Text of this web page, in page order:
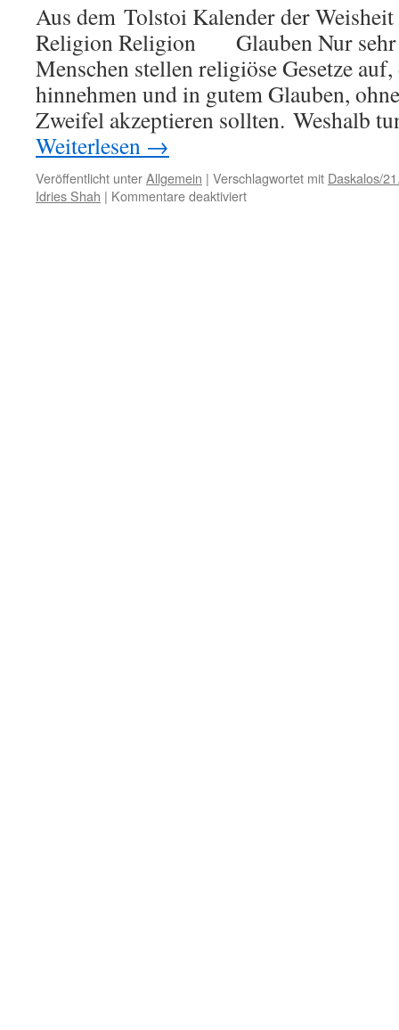
Aus dem Tolstoi Kalender der Weisheit
Religion Religion Glauben Nur sehr
Menschen stellen religiöse Gesetze auf,
hinnehmen und in gutem Glauben,
Zweifel akzeptieren sollten. Weshalb
Weiterlesen →
Veröffentlicht unterAllgemein | Verschlagwortet mit Daskalos/
Idries Shah | Kommentare deaktiviertfür